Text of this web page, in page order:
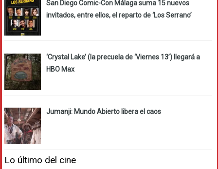
San Diego Comic-Con Málaga suma 15 nuevos
invitados, entre ellos, el reparto de ‘Los Serrano’
‘Crystal Lake’ (la precuela de ‘Viernes 13’) llegará a
HBO Max
Jumanji: Mundo Abierto libera el caos
Lo último del cine